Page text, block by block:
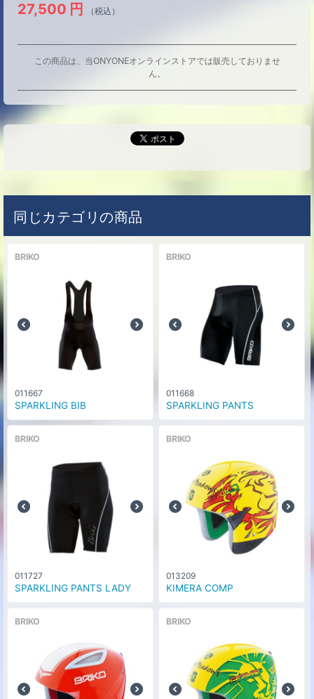
27,500 円 （税込）
この商品は、当ONYONEオンラインストアでは販売しておりませ
ん。
同じカテゴリの商品
BRIKO
011667
SPARKLING BIB
BRIKO
011668
SPARKLING PANTS
BRIKO
011727
SPARKLING PANTS LADY
BRIKO
013209
KIMERA COMP
BRIKO BRIKO